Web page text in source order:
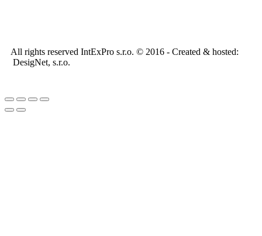
All rights reserved IntExPro s.r.o. © 2016 - Created & hosted:
DesigNet, s.r.o.